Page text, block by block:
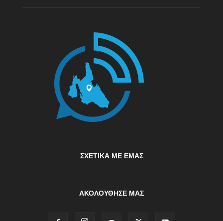
ΣΧΕΤΙΚΆ ΜΕ ΕΜΆΣ
ΑΚΟΛΟΥΘΗΣΕ ΜΑΣ